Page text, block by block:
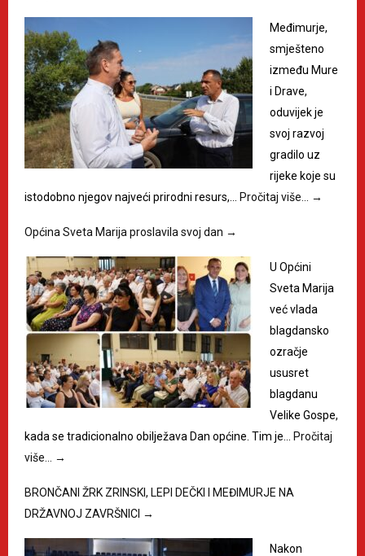
Međimurje,
smješteno
između Mure
i Drave,
oduvijek je
svoj razvoj
gradilo uz
rijeke koje su
istodobno njegov najveći prirodni resurs,…
Pročitaj više… →
Općina Sveta Marija proslavila svoj dan →
U Općini
Sveta Marija
već vlada
blagdansko
ozračje
ususret
blagdanu
Velike Gospe,
kada se tradicionalno obilježava Dan općine. Tim je…
Pročitaj
više…
→
BRONČANI ŽRK ZRINSKI, LEPI DEČKI I MEĐIMURJE NA
DRŽAVNOJ ZAVRŠNICI →
Nakon